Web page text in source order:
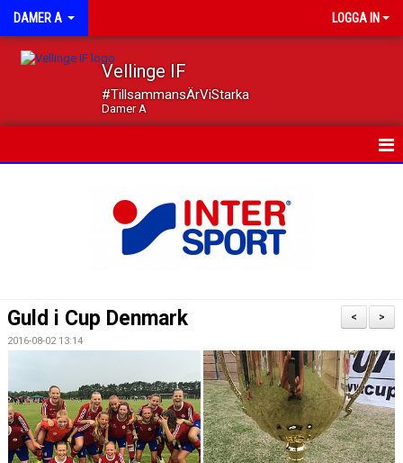
DAMER A LOGGA IN
Vellinge IF
#TillsammansÄrViStarka
Damer A
TRUPPEN
KONTAKT
>
<
Guld i Cup Denmark
2016-08-02 13:14